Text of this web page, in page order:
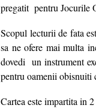
pregatit pentru Jocurile
Scopul lecturii de fata
sa ne ofere mai multa
dovedi un instrument
pentru oamenii obisnuiti
Cartea este impartita in